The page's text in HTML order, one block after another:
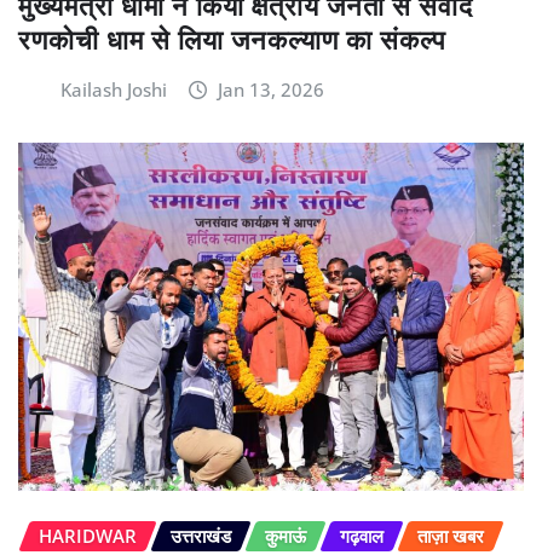
रणकोची धाम से लिया जनकल्याण का संकल्प
Kailash Joshi Jan 13, 2026
HARIDWAR उत्तराखंड कुमाऊं गढ़वाल ताज़ा खबर